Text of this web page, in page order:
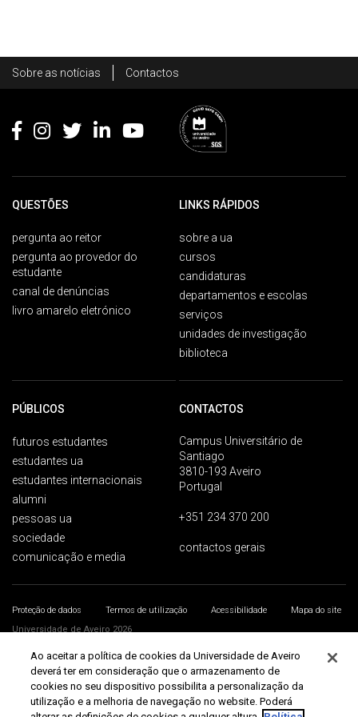
Footer
Sobre as notícias Contactos
QUESTÕES
pergunta ao reitor
pergunta ao provedor do
estudante
canal de denúncias
livro amarelo eletrónico
LINKS RÁPIDOS
sobre a ua
cursos
candidaturas
departamentos e escolas
serviços
unidades de investigação
biblioteca
PÚBLICOS
futuros estudantes
estudantes ua
estudantes internacionais
alumni
pessoas ua
sociedade
comunicação e media
CONTACTOS
Campus Universitário de
Santiago
3810-193 Aveiro
Portugal
+351 234 370 200
contactos gerais
Proteção de dados Termos de utilização Acessibilidade
Mapa do site
Universidade de Aveiro 2026
Ao aceitar a política de cookies da Universidade de Aveiro
deverá ter em consideração que o armazenamento de
cookies no seu dispositivo possibilita a personalização da
utilização e a melhoria de navegação no website. Poderá